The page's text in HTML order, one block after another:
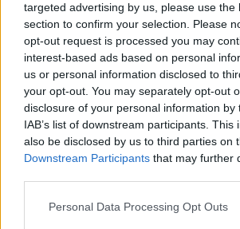
targeted advertising by us, please use the
section to confirm your selection. Please
opt-out request is processed you may
interest-based ads based on personal
us or personal information disclosed to
your opt-out. You may separately opt-out
disclosure of your personal information by
IAB’s list of downstream participants. This
also be disclosed by us to third parties on
Downstream Participants that may further
Please note that this website/app uses
Personal Data Processing Opt Outs